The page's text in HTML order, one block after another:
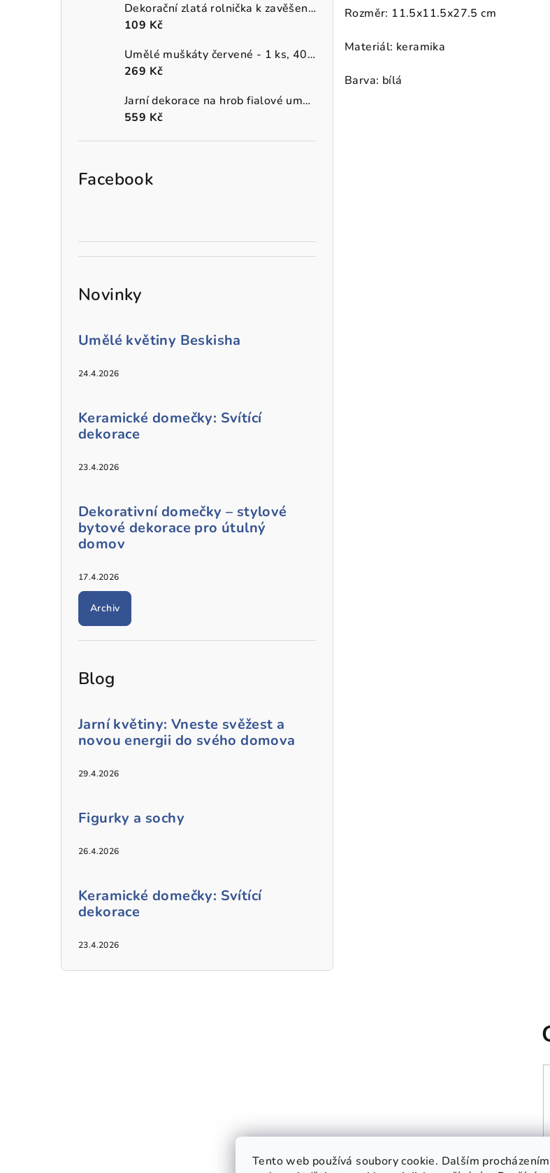
Tento web používá soubory cookie. Dalším
Dekorační zlatá rolnička k zavěšení 10 cm
109 Kč
Umělé muškáty červené - 1 ks, 40 cm
269 Kč
Jarní dekorace na hrob fialové umělé macešky v šedém truhlíku
559 Kč
Facebook
Novinky
Umělé květiny Beskisha
24.4.2026
Keramické domečky: Svítící
dekorace
23.4.2026
Dekorativní domečky – stylové
bytové dekorace pro útulný
domov
17.4.2026
Archiv
Blog
Jarní květiny: Vneste svěžest a
novou energii do svého domova
29.4.2026
Figurky a sochy
26.4.2026
Keramické domečky: Svítící
dekorace
23.4.2026
Rozměr: 11.5x11.5x27.5 cm
Materiál: keramika
Barva: bílá